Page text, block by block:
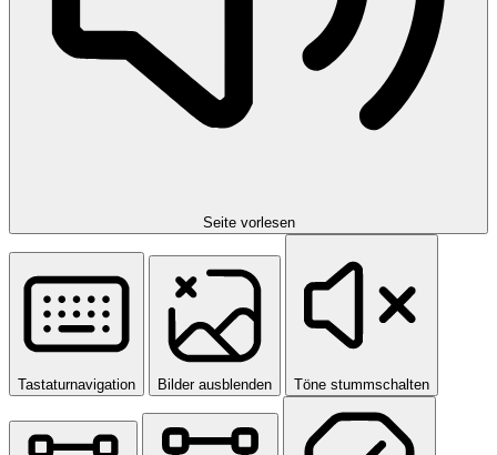
Seite vorlesen
Tastaturnavigation Bilder ausblenden Töne stummschalten